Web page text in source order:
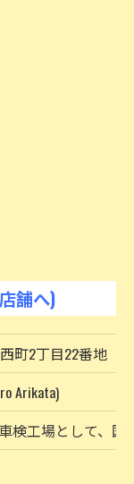
舗へ)
町2丁目22番地
Arikata)
検工場として、